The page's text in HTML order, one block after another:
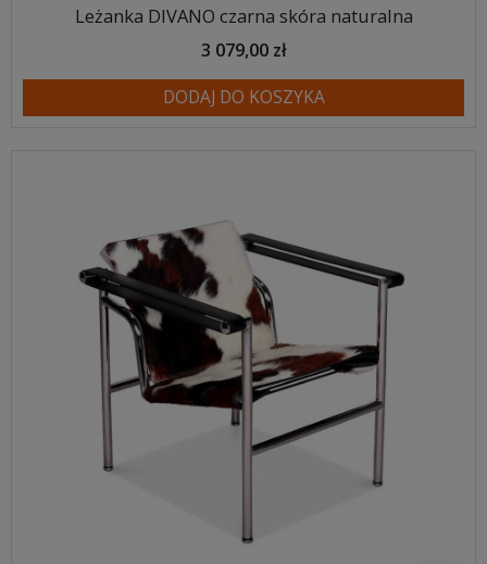
Leżanka DIVANO czarna skóra naturalna
3 079,00 zł
DODAJ DO KOSZYKA